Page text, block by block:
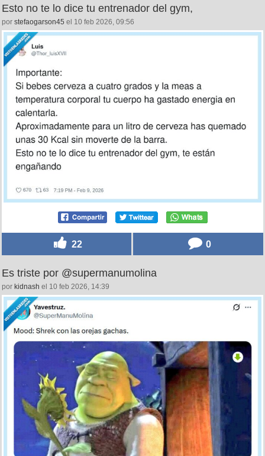
Esto no te lo dice tu entrenador del gym,
por stefaogarson45 el 10 feb 2026, 09:56
22 0
Es triste por @supermanumolina
por kidnash el 10 feb 2026, 14:39